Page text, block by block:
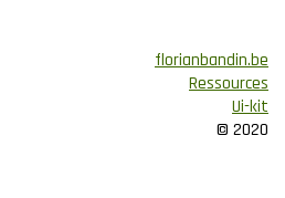
florianbandin.be
Ressources
Ui-kit
© 2020